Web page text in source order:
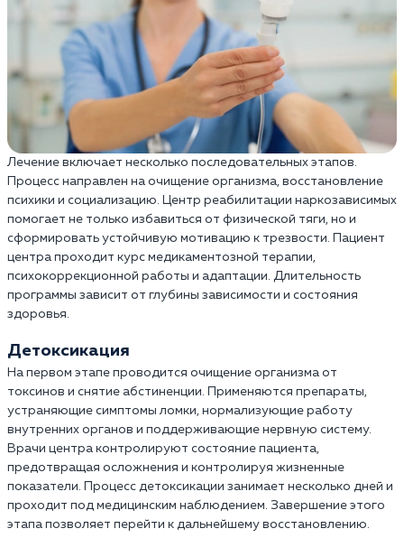
Лечение включает несколько последовательных этапов.
Процесс направлен на очищение организма, восстановление
психики и социализацию. Центр реабилитации наркозависимых
помогает не только избавиться от физической тяги, но и
сформировать устойчивую мотивацию к трезвости. Пациент
центра проходит курс медикаментозной терапии,
психокоррекционной работы и адаптации. Длительность
программы зависит от глубины зависимости и состояния
здоровья.
Детоксикация
На первом этапе проводится очищение организма от
токсинов и снятие абстиненции. Применяются препараты,
устраняющие симптомы ломки, нормализующие работу
внутренних органов и поддерживающие нервную систему.
Врачи центра контролируют состояние пациента,
предотвращая осложнения и контролируя жизненные
показатели. Процесс детоксикации занимает несколько дней и
проходит под медицинским наблюдением. Завершение этого
этапа позволяет перейти к дальнейшему восстановлению.